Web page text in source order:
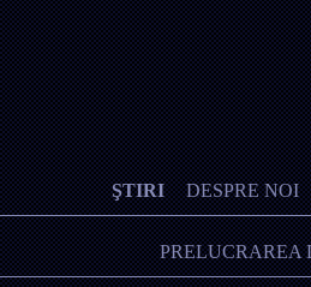
ŞTIRI DESPRE NOI
PRELUCRAREA